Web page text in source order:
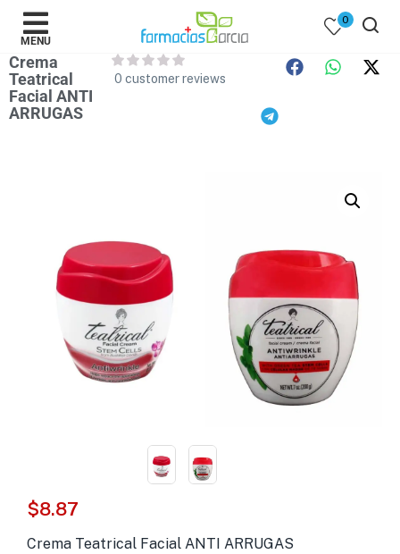
MENU
0
Crema
Teatrical
Facial ANTI
ARRUGAS
0 customer reviews
$8.87
Crema Teatrical Facial ANTI ARRUGAS